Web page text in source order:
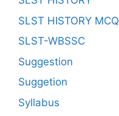
SLST HISTORY MCQ
SLST-WBSSC
Suggestion
Suggetion
Syllabus